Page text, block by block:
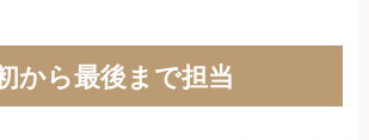
から最後まで担当